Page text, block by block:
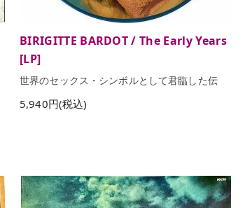
BIRIGITTE BARDOT / The Early Years
[LP]
世界のセックス・シンボルとして君臨した伝
5,940円(税込)